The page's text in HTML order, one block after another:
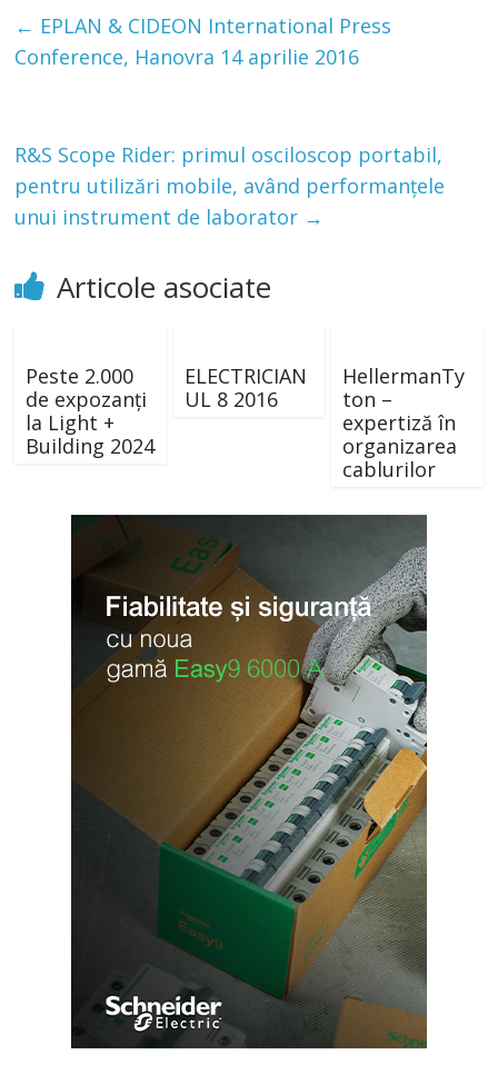
← EPLAN & CIDEON International Press
Conference, Hanovra 14 aprilie 2016
R&S Scope Rider: primul osciloscop portabil,
pentru utilizări mobile, având performanțele
unui instrument de laborator →
Articole asociate
Peste 2.000
de expozanți
la Light +
Building 2024
ELECTRICIAN
UL 8 2016
HellermanTy
ton –
expertiză în
organizarea
cablurilor